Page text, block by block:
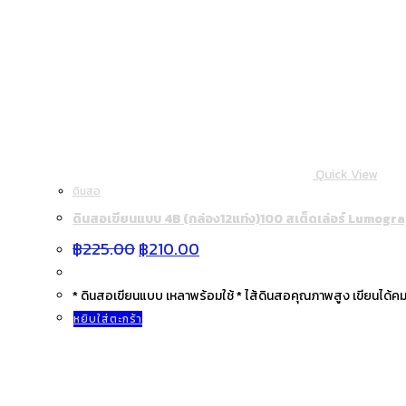
Quick View
ดินสอ
ดินสอเขียนแบบ 4B (กล่อง12แท่ง)100 สเต็ดเล่อร์
฿225.00Original
price
฿225.00.
฿210.00
price
฿210.00.
* ดินสอเขียนแบบ เหลาพร้อมใช้ * ไส้ดินสอคุณภาพสูง เขียนได้ค
หยิบใส่ตะกร้า